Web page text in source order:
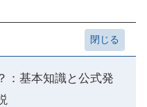
：基本知識と公式発